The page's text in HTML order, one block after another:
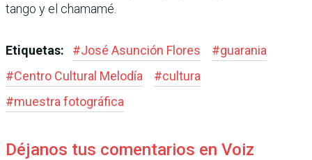
tango y el chamamé.
Etiquetas: #José Asunción Flores #guarania
#Centro Cultural Melodía #cultura
#muestra fotográfica
Déjanos tus comentarios en Voiz